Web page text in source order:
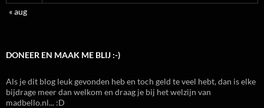
« aug
DONEER EN MAAK ME BLIJ :-)
Als je dit blog leuk gevonden heb en toch geld te veel hebt, dan is elke
bijdrage meer dan welkom en draag je bij het welzijn van
madbello.nl... :D